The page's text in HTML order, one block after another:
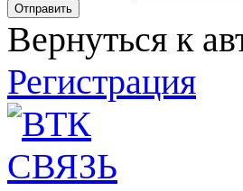
Вернуться к
Регистрация